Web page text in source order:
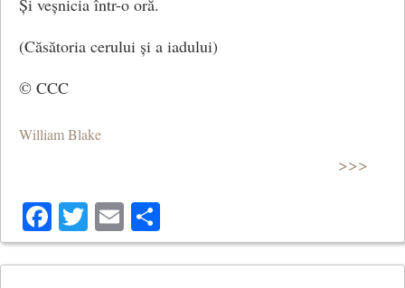
(Căsătoria cerului și a iadului)
© CCC
William Blake
>>>
Facebook
Twitter
Email